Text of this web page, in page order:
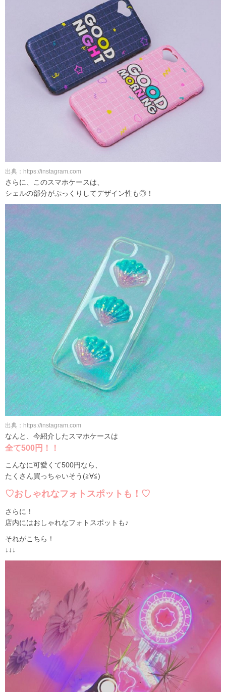
出典：https://instagram.com
さらに、このスマホケースは、
シェルの部分がぷっくりしてデザイン性も◎！
出典：https://instagram.com
なんと、今紹介したスマホケースは
全て500円！！
こんなに可愛くて500円なら、
たくさん買っちゃいそう(≧∀≦)
♡おしゃれなフォトスポットも！♡
さらに！
店内にはおしゃれなフォトスポットも♪
それがこちら！
↓↓↓